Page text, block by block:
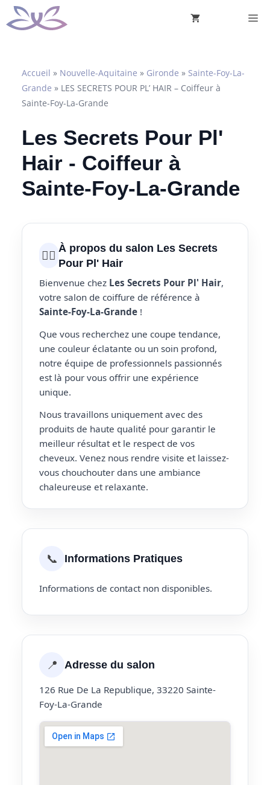
Aller
au
Accueil » Nouvelle-Aquitaine » Gironde » Sainte-Foy-La-
Grande » LES SECRETS POUR PL’ HAIR – Coiffeur à
Sainte-Foy-La-Grande
Les Secrets Pour Pl'
Hair - Coiffeur à
Sainte-Foy-La-Grande
💇‍♀️ À propos du salon Les Secrets
Pour Pl' Hair
Bienvenue chez Les Secrets Pour Pl' Hair,
votre salon de coiffure de référence à
Sainte-Foy-La-Grande !
Que vous recherchez une coupe tendance,
une couleur éclatante ou un soin profond,
notre équipe de professionnels passionnés
est là pour vous offrir une expérience
unique.
Nous travaillons uniquement avec des
produits de haute qualité pour garantir le
meilleur résultat et le respect de vos
cheveux. Venez nous rendre visite et laissez-
vous chouchouter dans une ambiance
chaleureuse et relaxante.
📞 Informations Pratiques
Informations de contact non disponibles.
📍 Adresse du salon
126 Rue De La Republique, 33220 Sainte-
Foy-La-Grande